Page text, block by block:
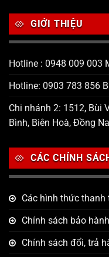
GIỚI THIỆU
Hotline : 0948 009 003
Hotline: 0903 783 856
Chi nhánh 2: 1512, Bùi
Bình, Biên Hoà, Đồng
CÁC CHÍNH
Các hình thức thanh
Chính sách bảo hành
Chính sách đổi, trả